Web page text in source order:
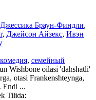
Джессика Браун-Финдли,
, Джейсон Айзекс, Ивэн
комедия, семейный
Wishbone oilasi 'dahshatli'
otasi Frankenshteynga,
Endi ...
Tilida: